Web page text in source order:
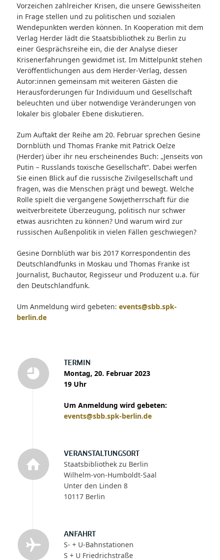
TERMIN
Montag, 20. Februar 2023
19 Uhr
Um Anmeldung wird gebeten:
events@sbb.spk-berlin.de
VERANSTALTUNGSORT
Staatsbibliothek zu Berlin
Wilhelm-von-Humboldt-Saal
Unter den Linden 8
10117 Berlin
ANFAHRT
S- + U-Bahnstationen
S + U Friedrichstraße
Vorzeichen zahlreicher Krisen, die unsere Gewissheiten
in Frage stellen und zu politischen und sozialen
Wendepunkten werden können. In Kooperation mit dem
Verlag Herder lädt die Staatsbibliothek zu Berlin zu
einer Gesprächsreihe ein, die der Analyse dieser
Krisenerfahrungen gewidmet ist. Im Mittelpunkt stehen
Veröffentlichungen aus dem Herder-Verlag, dessen
Autor:innen gemeinsam mit weiteren Gästen die
Herausforderungen für Individuum und Gesellschaft
beleuchten und über notwendige Veränderungen von
lokaler bis globaler Ebene diskutieren.
Zum Auftakt der Reihe am 20. Februar sprechen Gesine
Dornblüth und Thomas Franke mit Patrick Oelze
(Herder) über ihr neu erscheinendes Buch: „Jenseits von
Putin – Russlands toxische Gesellschaft“. Dabei werfen
Sie einen Blick auf die russische Zivilgesellschaft und
fragen, was die Menschen prägt und bewegt. Welche
Rolle spielt die vergangene Sowjetherrschaft für die
weitverbreitete Überzeugung, politisch nur schwer
etwas ausrichten zu können? Und warum wird zur
russischen Außenpolitik in vielen Fällen geschwiegen?
Gesine Dornblüth war bis 2017 Korrespondentin des
Deutschlandfunks in Moskau und Thomas Franke ist
Journalist, Buchautor, Regisseur und Produzent u.a. für
den Deutschlandfunk.
Um Anmeldung wird gebeten: events@sbb.spk-
berlin.de